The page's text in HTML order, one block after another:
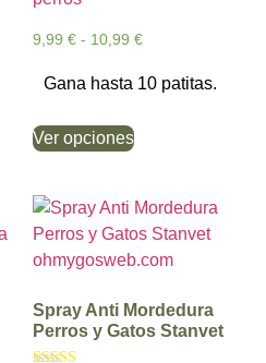
9,99 € - 10,99 €
Gana hasta 10 patitas.
Ver opciones
Spray Anti Mordedura
Perros y Gatos Stanvet